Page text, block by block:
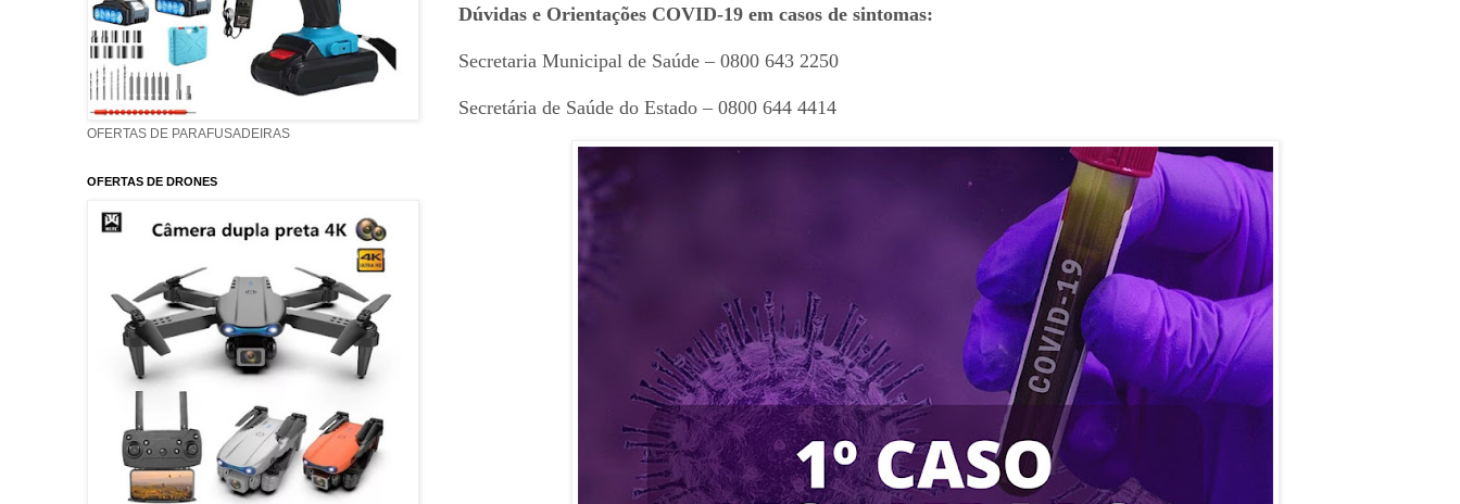
Dúvidas e Orientações COVID-19 em casos de sintomas:
Secretaria Municipal de Saúde – 0800 643 2250
Secretária de Saúde do Estado – 0800 644 4414
OFERTAS DE PARAFUSADEIRAS
OFERTAS DE DRONES